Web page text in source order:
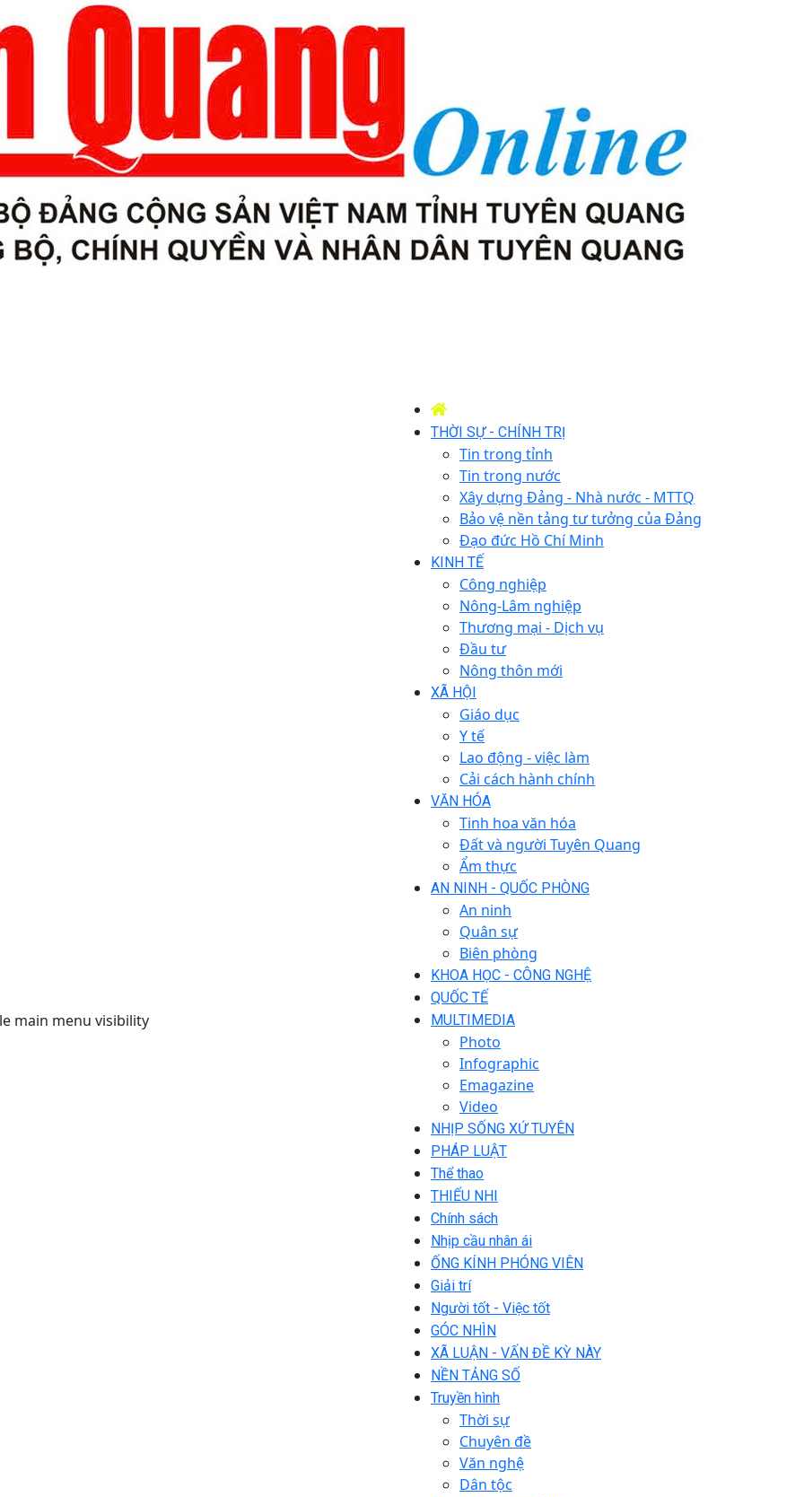
main menu visibility
THỜI SỰ - CHÍNH TRỊ
Tin trong tỉnh
Tin trong nước
Xây dựng Đảng - Nhà nước - MTTQ
Bảo vệ nền tảng tư tưởng của Đảng
Đạo đức Hồ Chí Minh
KINH TẾ
Công nghiệp
Nông-Lâm nghiệp
Thương mại - Dịch vụ
Đầu tư
Nông thôn mới
XÃ HỘI
Giáo dục
Y tế
Lao động - việc làm
Cải cách hành chính
VĂN HÓA
Tinh hoa văn hóa
Đất và người Tuyên Quang
Ẩm thực
AN NINH - QUỐC PHÒNG
An ninh
Quân sự
Biên phòng
KHOA HỌC - CÔNG NGHỆ
QUỐC TẾ
MULTIMEDIA
Photo
Infographic
Emagazine
Video
NHỊP SỐNG XỨ TUYÊN
PHÁP LUẬT
Thể thao
THIẾU NHI
Chính sách
Nhịp cầu nhân ái
ỐNG KÍNH PHÓNG VIÊN
Giải trí
Người tốt - Việc tốt
GÓC NHÌN
XÃ LUẬN - VẤN ĐỀ KỲ NÀY
NỀN TẢNG SỐ
Truyền hình
Thời sự
Chuyên đề
Văn nghệ
Dân tộc